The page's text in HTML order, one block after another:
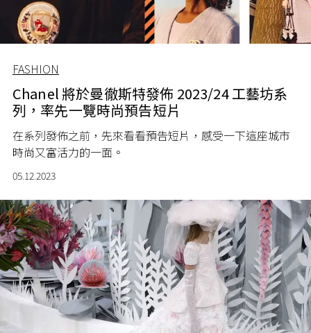
FASHION
Chanel 將於曼徹斯特發佈 2023/24 工藝坊系
列，率先一覽時尚預告短片
在系列發佈之前，先來看看預告短片，感受一下這座城市
時尚又富活力的一面。
05.12.2023